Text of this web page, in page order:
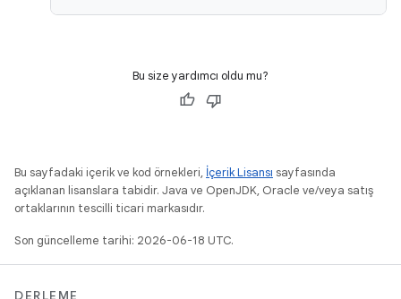
Bu size yardımcı oldu mu?
Bu sayfadaki içerik ve kod örnekleri, İçerik Lisansı sayfasında
açıklanan lisanslara tabidir. Java ve OpenJDK, Oracle ve/veya satış
ortaklarının tescilli ticari markasıdır.
Son güncelleme tarihi: 2026-06-18 UTC.
DERLEME